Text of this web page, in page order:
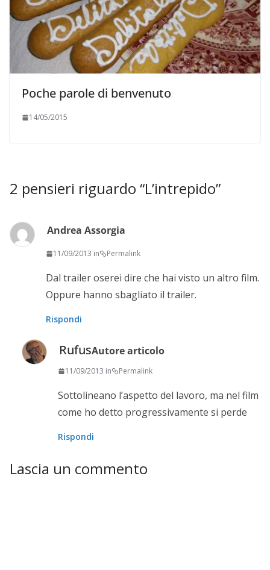
Poche parole di benvenuto
14/05/2015
2 pensieri riguardo “L’intrepido”
Andrea Assorgia
11/09/2013 in Permalink
Dal trailer oserei dire che hai visto un altro film.
Oppure hanno sbagliato il trailer.
Rispondi
RufusAutore articolo
11/09/2013 in Permalink
Sottolineano l’aspetto del lavoro, ma nel film
come ho detto progressivamente si perde
Rispondi
Lascia un commento